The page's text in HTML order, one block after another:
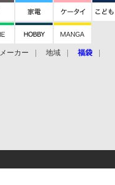
メーカー 地域 福袋